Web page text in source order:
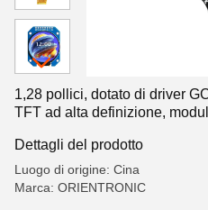
1,28 pollici, dotato di driver
TFT ad alta definizione,
Dettagli del prodotto
Luogo di origine: Cina
Marca: ORIENTRONIC